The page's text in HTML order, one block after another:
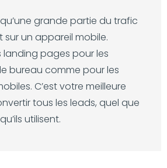
grande partie du trafic
sur un appareil mobile.
landing pages pour les
bureau comme pour les
C’est votre meilleure
tous les leads, quel que
utilisent.